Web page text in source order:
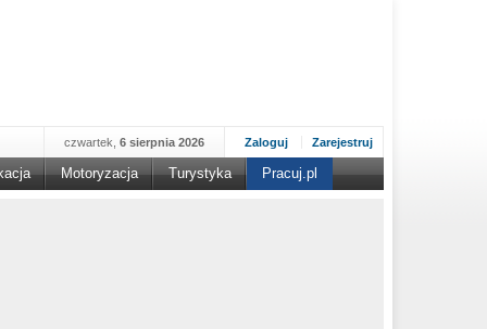
Zaloguj Zarejestruj
czwartek, 6 sierpnia 2026
Motoryzacja Turystyka Pracuj.pl